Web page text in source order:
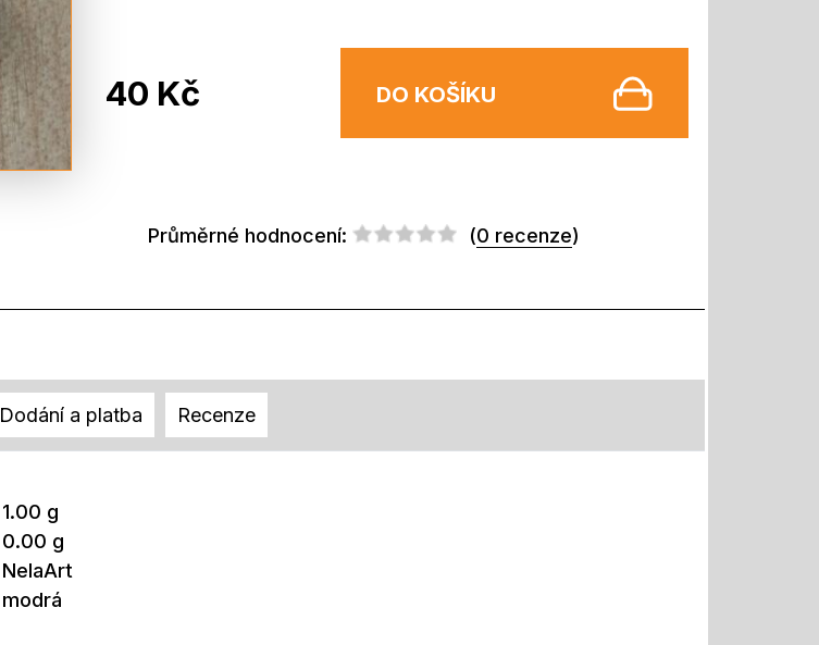
40 Kč DO KOŠÍKU
Průměrné hodnocení: (0 recenze)
Dodání a platba Recenze
1.00 g
0.00 g
NelaArt
modrá